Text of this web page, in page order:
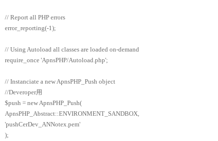
// Report all PHP errors
error_reporting(-1);
// Using Autoload all classes are loaded on-demand
require_once 'ApnsPHP/Autoload.php';
// Instanciate a new ApnsPHP_Push object
//Deveroper用
$push = new ApnsPHP_Push(
ApnsPHP_Abstract::ENVIRONMENT_SANDBOX,
'pushCerDev_ANNotex.pem'
);